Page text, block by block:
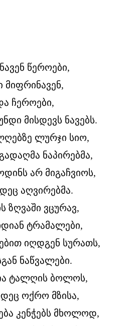
წეროები,
ჩეროები,
მისდევს ნავებს.
ლურჯი სიო,
ნაპირებმა,
არ მიგაჩვიოს,
აღვირებმა.
ზღვაში ვცურავ,
ტრამალები,
იღდგენ სურათს,
ნაწვალები.
ტალღის ბოლოს,
ოქრო მზისა,
კენჭებს მხოლოდ,